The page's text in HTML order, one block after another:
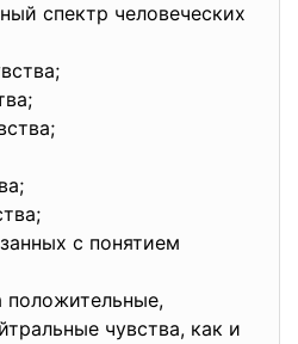
спектр человеческих
с понятием
положительные,
чувства, как и